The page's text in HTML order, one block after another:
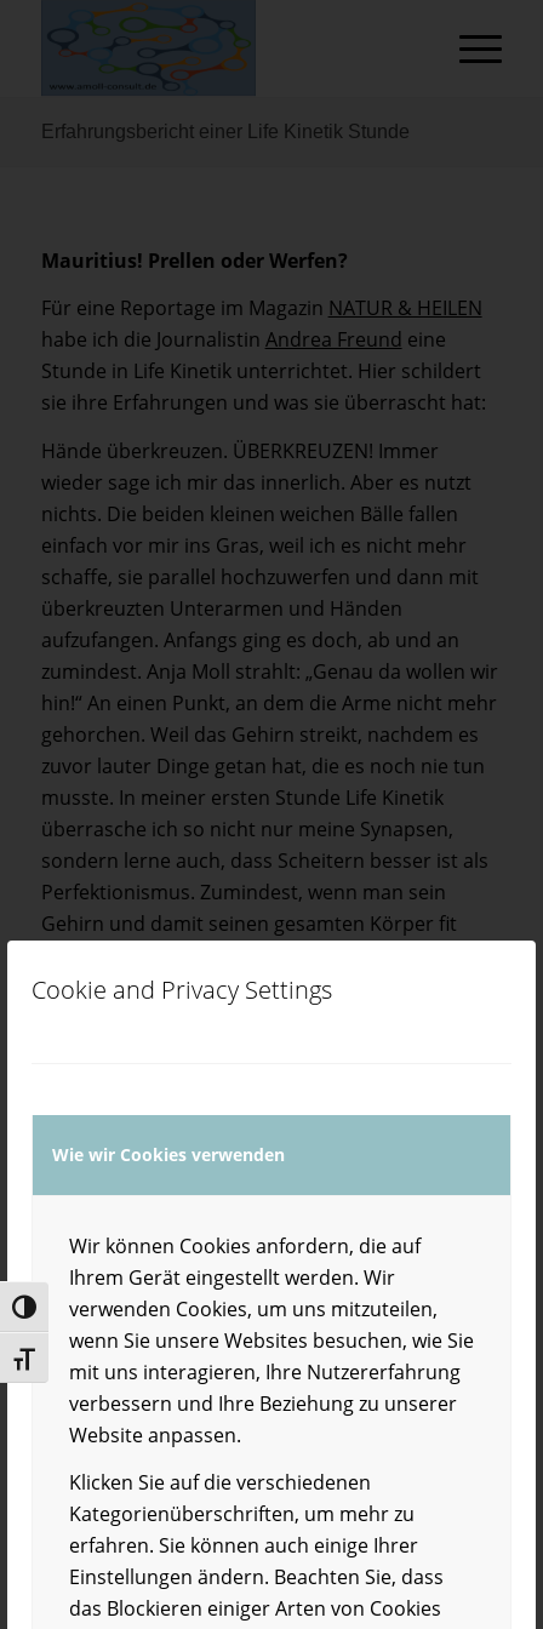
Cookie and Privacy Settings
Wie wir Cookies verwenden
Wir können Cookies anfordern, die auf
Ihrem Gerät eingestellt werden. Wir
verwenden Cookies, um uns mitzuteilen,
wenn Sie unsere Websites besuchen, wie Sie
mit uns interagieren, Ihre Nutzererfahrung
verbessern und Ihre Beziehung zu unserer
Website anpassen.
Klicken Sie auf die verschiedenen
Kategorienüberschriften, um mehr zu
erfahren. Sie können auch einige Ihrer
Einstellungen ändern. Beachten Sie, dass
das Blockieren einiger Arten von Cookies
Umschalten auf hohe Kontraste
Schrift vergrößern
Erfahrungsbericht einer Life Kinetik Stunde
Mauritius! Prellen oder Werfen?
Für eine Reportage im Magazin NATUR & HEILEN
habe ich die Journalistin Andrea Freund eine
Stunde in Life Kinetik unterrichtet. Hier schildert
sie ihre Erfahrungen und was sie überrascht hat:
Hände überkreuzen. ÜBERKREUZEN! Immer
wieder sage ich mir das innerlich. Aber es nutzt
nichts. Die beiden kleinen weichen Bälle fallen
einfach vor mir ins Gras, weil ich es nicht mehr
schaffe, sie parallel hochzuwerfen und dann mit
überkreuzten Unterarmen und Händen
aufzufangen. Anfangs ging es doch, ab und an
zumindest. Anja Moll strahlt: „Genau da wollen wir
hin!“ An einen Punkt, an dem die Arme nicht mehr
gehorchen. Weil das Gehirn streikt, nachdem es
zuvor lauter Dinge getan hat, die es noch nie tun
musste. In meiner ersten Stunde Life Kinetik
überrasche ich so nicht nur meine Synapsen,
sondern lerne auch, dass Scheitern besser ist als
Perfektionismus. Zumindest, wenn man sein
Gehirn und damit seinen gesamten Körper fit
„Alles, was wir bereits können, hat das Gehirn als
und nebenberuflich als Coach für Life Kinetik, dass
der Diplomsportlehrer Horst Lutz schon vor
perfektioniert hat. Dabei werden Bewegungen,
Sinneswahrnehmungen wie Hören auf
verschiedene Klangschalentöne, und Vorgaben,
an die man sich erinnern muss, miteinander
kombiniert. So sollen verschiedene Areale im
Gehirn aktiviert und miteinander verknüpft
werden – auch mit neuen Nervenzellen.
Bei gutem Wetter nutzt Anja dafür ihren großen
Garten in einem Waldstück bei Aschaffenburg.
Alle Übungen, die sie dort mit mir macht, wirken
zunächst einfach, haben es aber in sich. Nach
einer halben Stunde gibt sie mir einen